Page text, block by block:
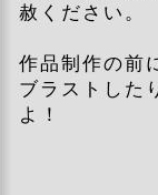
赦ください。
作品制作の前
ブラストした
よ！